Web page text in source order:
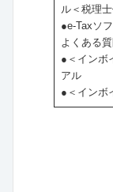
ル＜税理
●e-Taxソ
よくある
●＜インボ
アル
●＜インボ